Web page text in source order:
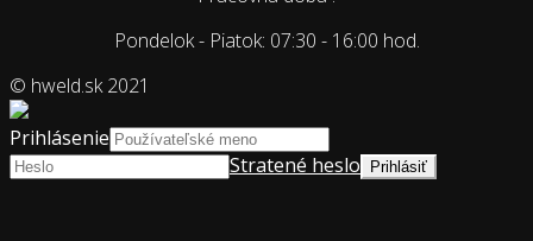
Pondelok - Piatok: 07:30 - 16:00 hod.
© hweld.sk 2021
Prihlásenie
Stratené heslo